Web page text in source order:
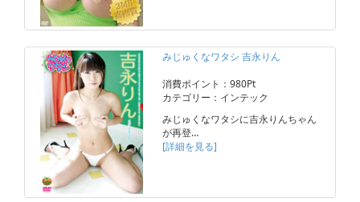
みじゅくなワタシ 吉永りん
消費ポイント：980Pt
カテゴリー：インテック
みじゅくなワタシに吉永りんちゃん
が再登…
[詳細を見る]